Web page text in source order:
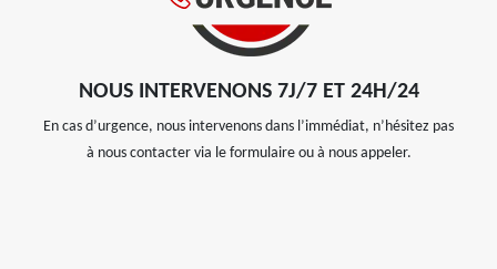
NOUS INTERVENONS 7J/7 ET 24H/24
En cas d’urgence, nous intervenons dans l’immédiat, n’hésitez pas
à nous contacter via le formulaire ou à nous appeler.